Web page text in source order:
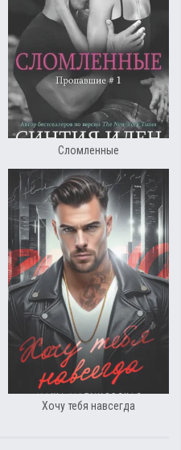
Сломленные
Хочу тебя навсегда